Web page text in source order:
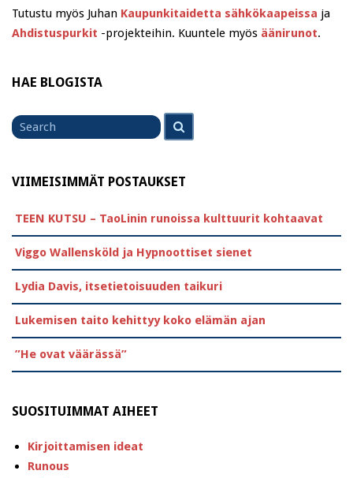
Tutustu myös Juhan Kaupunkitaidetta sähkökaapeissa ja
Ahdistuspurkit -projekteihin. Kuuntele myös äänirunot.
HAE BLOGISTA
Search
for
VIIMEISIMMÄT POSTAUKSET
TEEN KUTSU – TaoLinin runoissa kulttuurit kohtaavat
Viggo Wallensköld ja Hypnoottiset sienet
Lydia Davis, itsetietoisuuden taikuri
Lukemisen taito kehittyy koko elämän ajan
”He ovat väärässä”
SUOSITUIMMAT AIHEET
Kirjoittamisen ideat
Runous